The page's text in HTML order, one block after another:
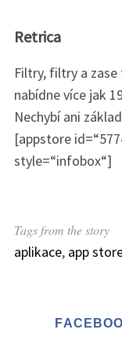
Retrica
Filtry, filtry a
nabídne více jak
Nechybí ani
[appstore
style=“infobox“]
Tags from the story
aplikace, app